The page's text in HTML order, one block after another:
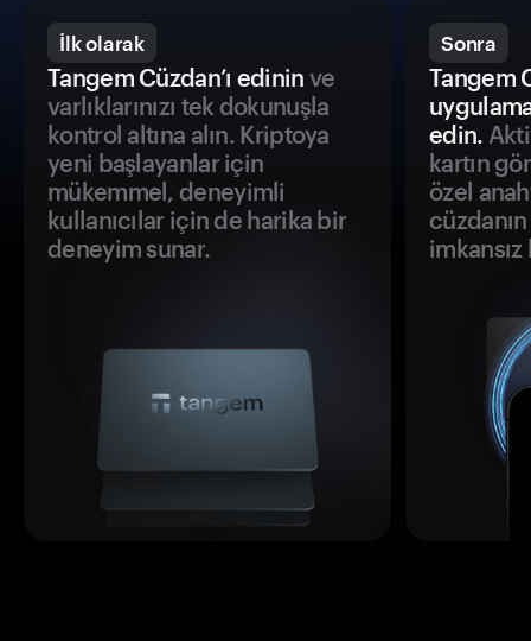
İlk olarak
Tangem Cüzdan’ı edinin ve
varlıklarınızı tek dokunuşla
kontrol altına alın. Kriptoya
yeni başlayanlar için
mükemmel, deneyimli
kullanıcılar için de harika bir
deneyim sunar.
Sonra
Tangem
edin.
kartın
özel